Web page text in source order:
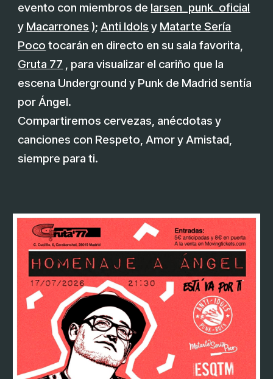
evento con miembros de larsen_punk_oficial
y Macarrones ); Anti Idols y Matarte Sería
Poco tocarán en directo en su sala favorita,
Gruta 77 , para visualizar el cariño que la
escena Underground y Punk de Madrid sentía
por Ángel.
Compartiremos cervezas, anécdotas y
canciones con Respeto, Amor y Amistad,
siempre para ti.